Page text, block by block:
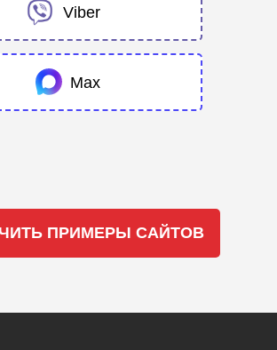
Max
Viber
ПРИМЕРЫ САЙТОВ